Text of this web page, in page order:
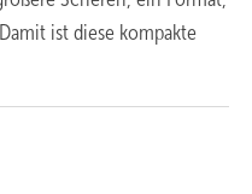
ist diese kompakte